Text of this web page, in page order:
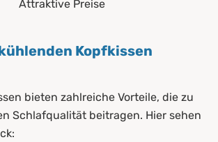
Attraktive Preise
Kopfkissen
bieten zahlreiche Vorteile, die zu
Schlafqualität beitragen. Hier sehen